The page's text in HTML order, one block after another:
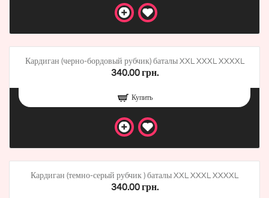
Кардиган (черно-бордовый рубчик) баталы XXL XXXL XXXXL
340.00 грн.
Купить
Кардиган (темно-серый рубчик ) баталы XXL XXXL XXXXL
340.00 грн.